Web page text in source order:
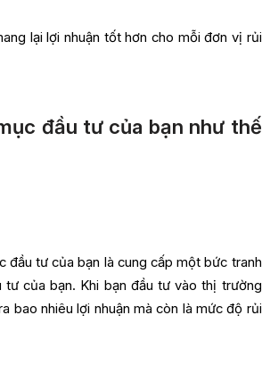
lại lợi nhuận tốt hơn cho mỗi đơn vị rủi
đầu tư của bạn như thế
đầu tư của bạn là cung cấp một bức tranh
của bạn. Khi bạn đầu tư vào thị trường
bao nhiêu lợi nhuận mà còn là mức độ rủi